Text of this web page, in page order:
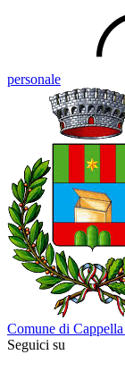
personale
Comune di
Seguici su